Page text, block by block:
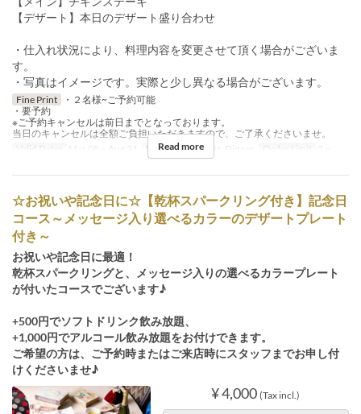
【デザート】本日のデザート盛り合わせ
・仕入れ状況により、料理内容を変更させて頂く場合がございま
す。
・写真はイメージです。実際と少し異なる場合がございます。
Fine Print
・２名様~ご予約可能
・要予約
※ご予約キャンセルは前日までとなっております。
当日のキャンセルは全額ご負担いただきますので、ご了承くださいませ。
Valid Dates
Mar 08 ~ Aug 31 Meals Lunch, Tea, Dinner Order Limit 2 ~
Read more
☆お祝いや記念日に☆【乾杯スパークリング付き】記念日
コース～メッセージ入り選べるカラーのデザートプレート
付き～
お祝いや記念日に最適！
乾杯スパークリングと、メッセージ入りの選べるカラープレート
が付いたコースでございます♪
+500円でソフトドリンク飲み放題、
+1,000円でアルコール飲み放題をお付けできます。
ご希望の方は、ご予約時またはご来店時にスタッフまでお申し付
けくださいませ♪
¥ 4,000 (Tax incl.)